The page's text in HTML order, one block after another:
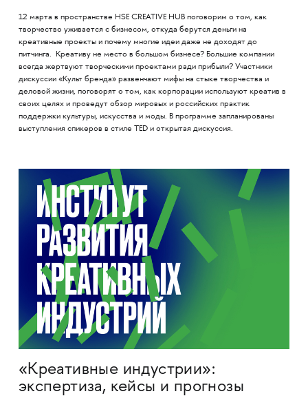
12 марта в пространстве HSE CREATIVE HUB поговорим о том, как
творчество уживается с бизнесом, откуда берутся деньги на
креативные проекты и почему многие идеи даже не доходят до
питчинга. Креативу не место в большом бизнесе? Большие компании
всегда жертвуют творческими проектами ради прибыли? Участники
дискуссии «Культ бренда» развенчают мифы на стыке творчества и
деловой жизни, поговорят о том, как корпорации используют креатив в
своих целях и проведут обзор мировых и российских практик
поддержки культуры, искусства и моды. В программе запланированы
выступления спикеров в стиле TED и открытая дискуссия.
«Креативные индустрии»:
экспертиза, кейсы и прогнозы